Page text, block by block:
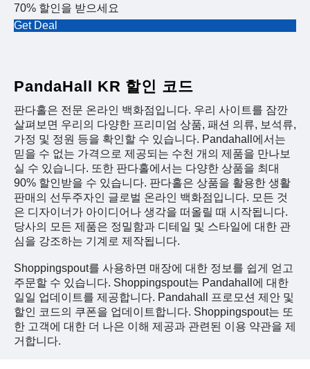
70% 할인을 받으세요
Get Deal
PandaHall KR 할인 코드
판다홀은 전문 온라인 백화점입니다. 우리 사이트를 잠깐
살펴보면 우리의 다양한 프리미엄 상품, 패션 의류, 보석류,
가정 및 정원 등을 확인할 수 있습니다. Pandahall에서는
믿을 수 없는 가격으로 제공되는 수천 개의 제품을 만나보
실 수 있습니다. 또한 판다홀에서는 다양한 상품을 최대
90% 할인받을 수 있습니다. 판다홀은 상품을 활용한 생활
판매의 선두주자인 글로벌 온라인 백화점입니다. 모든 것
은 디자이너가 아이디어나 생각을 떠올릴 때 시작됩니다.
당사의 모든 제품은 정밀함과 디테일 및 스타일에 대한 관
심을 강조하는 기계로 제작됩니다.
Shoppingspout를 사용하면 매장에 대한 정보를 쉽게 얻고
주문할 수 있습니다. Shoppingspout는 Pandahall에 대한
일일 업데이트를 제공합니다. Pandahall 프로모션 제안 및
할인 코드의 쿠폰을 업데이트합니다. Shoppingspout는 또
한 고객에 대한 더 나은 이해 제공과 관련된 이용 약관을 제
거합니다.